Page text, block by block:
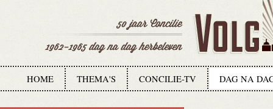
HOME THEMA'S CONCILIE-TV DAG NA